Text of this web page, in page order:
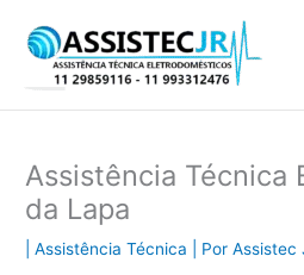
para
conteúdo
Assistência Técnica
da Lapa
|Assistência Técnica | PorAssistec